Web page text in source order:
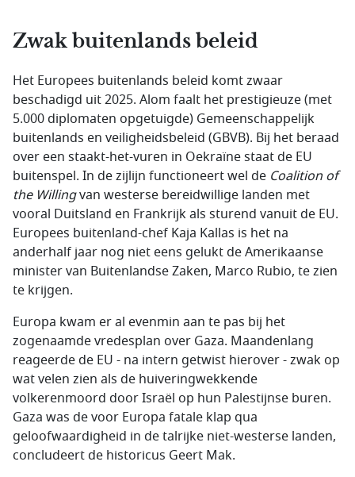
Zwak buitenlands beleid
Het Europees buitenlands beleid komt zwaar
beschadigd uit 2025. Alom faalt het prestigieuze (met
5.000 diplomaten opgetuigde) Gemeenschappelijk
buitenlands en veiligheidsbeleid (GBVB). Bij het beraad
over een staakt-het-vuren in Oekraïne staat de EU
buitenspel. In de zijlijn functioneert wel de Coalition of
the Willingvan westerse bereidwillige landen met
vooral Duitsland en Frankrijk als sturend vanuit de EU.
Europees buitenland-chef Kaja Kallas is het na
anderhalf jaar nog niet eens gelukt de Amerikaanse
minister van Buitenlandse Zaken, Marco Rubio, te zien
te krijgen.
Europa kwam er al evenmin aan te pas bij het
zogenaamde vredesplan over Gaza. Maandenlang
reageerde de EU - na intern getwist hierover - zwak op
wat velen zien als de huiveringwekkende
volkerenmoord door Israël op hun Palestijnse buren.
Gaza was de voor Europa fatale klap qua
geloofwaardigheid in de talrijke niet-westerse landen,
concludeert de historicus Geert Mak.